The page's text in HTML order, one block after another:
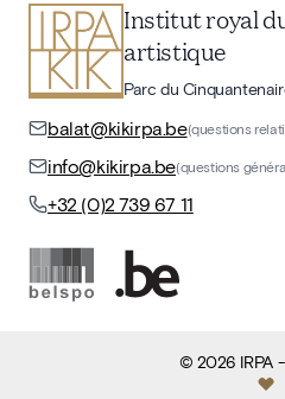
Institut royal
artistique
Parc du
balat@kikirpa.be(questions
info@kikirpa.be(questions
+32 (0)2 739 67 11
©2026 IRPA-